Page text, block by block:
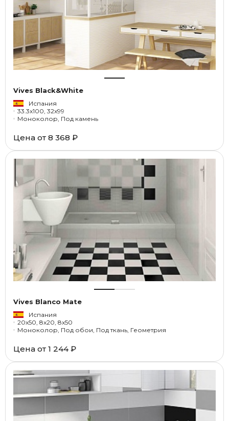
Vives Black&White
Испания
33.3x100, 32x99
Моноколор, Под камень
Цена от 8 368 ₽
Vives Blanco Mate
Испания
20x50, 8x20, 8x50
Моноколор, Под обои, Под ткань, Геометрия
Цена от 1 244 ₽